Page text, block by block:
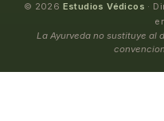
© 2026 Estudios Védicos ·
La Ayurveda no sustituye al